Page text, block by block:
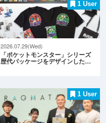
1 User
2026.07.29(Wed)
「ポケットモンスター」シリーズ
歴代パッケージをデザインした…
1 User